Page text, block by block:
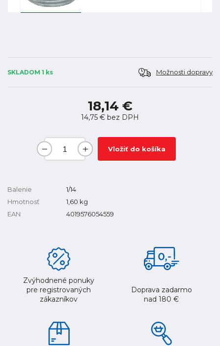
SKLADOM 1 ks Možnosti dopravy
18,14 €
14,75 € bez DPH
Vložiť do košíka
Balenie
1/14
Hmotnosť
1,60 kg
EAN
4019576054559
Zvýhodnené ponuky
pre registrovaných
zákazníkov
Doprava zadarmo
nad 180 €